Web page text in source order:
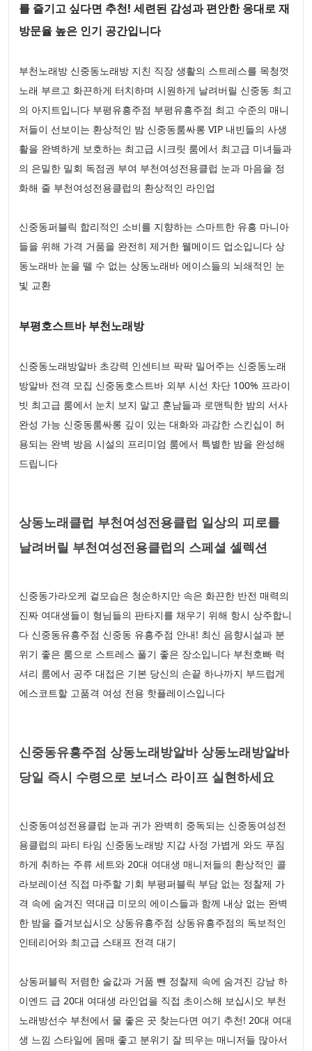
를 즐기고 싶다면 추천! 세련된 감성과 편안한 응대로 재
방문율 높은 인기 공간입니다
부천노래방 신중동노래방 지친 직장 생활의 스트레스를 목청껏
노래 부르고 화끈하게 터치하며 시원하게 날려버릴 신중동 최고
의 아지트입니다 부평유흥주점 부평유흥주점 최고 수준의 매니
저들이 선보이는 환상적인 밤 신중동룸싸롱 VIP 내빈들의 사생
활을 완벽하게 보호하는 최고급 시크릿 룸에서 최고급 미녀들과
의 은밀한 밀회 독점권 부여 부천여성전용클럽 눈과 마음을 정
화해 줄 부천여성전용클럽의 환상적인 라인업
신중동퍼블릭 합리적인 소비를 지향하는 스마트한 유흥 마니아
들을 위해 가격 거품을 완전히 제거한 웰메이드 업소입니다 상
동노래바 눈을 뗄 수 없는 상동노래바 에이스들의 뇌쇄적인 눈
빛 교환
부평호스트바 부천노래방
신중동노래방알바 초강력 인센티브 팍팍 밀어주는 신중동노래
방알바 전격 모집 신중동호스트바 외부 시선 차단 100% 프라이
빗 최고급 룸에서 눈치 보지 말고 훈남들과 로맨틱한 밤의 서사
완성 가능 신중동룸싸롱 깊이 있는 대화와 과감한 스킨십이 허
용되는 완벽 방음 시설의 프리미엄 룸에서 특별한 밤을 완성해
드립니다
상동노래클럽 부천여성전용클럽 일상의 피로를
날려버릴 부천여성전용클럽의 스페셜 셀렉션
신중동가라오케 겉모습은 청순하지만 속은 화끈한 반전 매력의
진짜 여대생들이 형님들의 판타지를 채우기 위해 항시 상주합니
다 신중동유흥주점 신중동 유흥주점 안내! 최신 음향시설과 분
위기 좋은 룸으로 스트레스 풀기 좋은 장소입니다 부천호빠 럭
셔리 룸에서 공주 대접은 기본 당신의 손끝 하나까지 부드럽게
에스코트할 고품격 여성 전용 핫플레이스입니다
신중동유흥주점 상동노래방알바 상동노래방알바
당일 즉시 수령으로 보너스 라이프 실현하세요
신중동여성전용클럽 눈과 귀가 완벽히 중독되는 신중동여성전
용클럽의 파티 타임 신중동노래방 지갑 사정 가볍게 와도 푸짐
하게 취하는 주류 세트와 20대 여대생 매니저들의 환상적인 콜
라보레이션 직접 마주할 기회 부평퍼블릭 부담 없는 정찰제 가
격 속에 숨겨진 역대급 미모의 에이스들과 함께 내상 없는 완벽
한 밤을 즐겨보십시오 상동유흥주점 상동유흥주점의 독보적인
인테리어와 최고급 스태프 전격 대기
상동퍼블릭 저렴한 술값과 거품 뺀 정찰제 속에 숨겨진 강남 하
이엔드 급 20대 여대생 라인업을 직접 초이스해 보십시오 부천
노래방선수 부천에서 물 좋은 곳 찾는다면 여기 추천! 20대 여대
생 느낌 스타일에 몸매 좋고 분위기 잘 띄우는 매니저들 많아서